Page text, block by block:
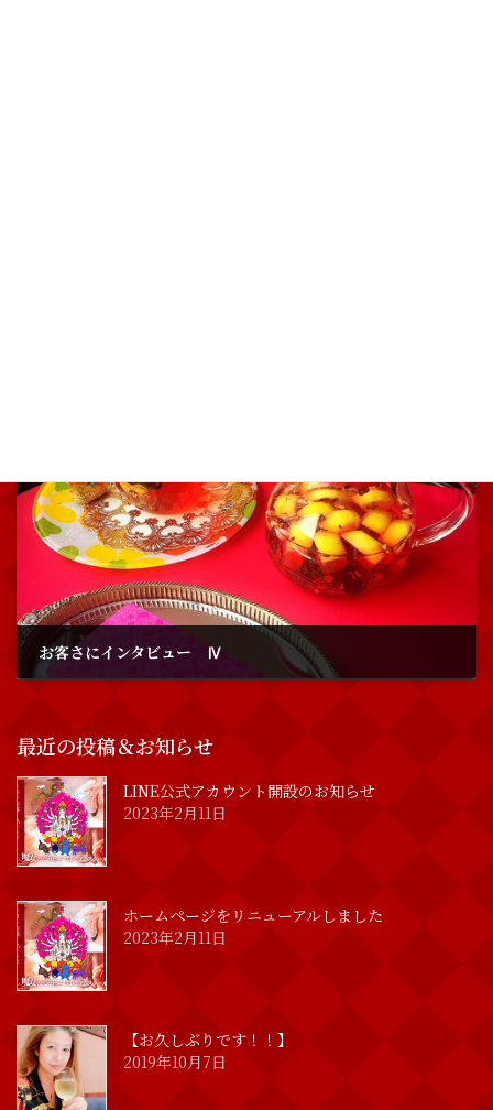
お客さにインタビュー Ⅳ
2017年4月8日
最近の投稿＆お知らせ
LINE公式アカウント開設のお知らせ
2023年2月11日
ホームページをリニューアルしました
2023年2月11日
【お久しぶりです！！】
2019年10月7日